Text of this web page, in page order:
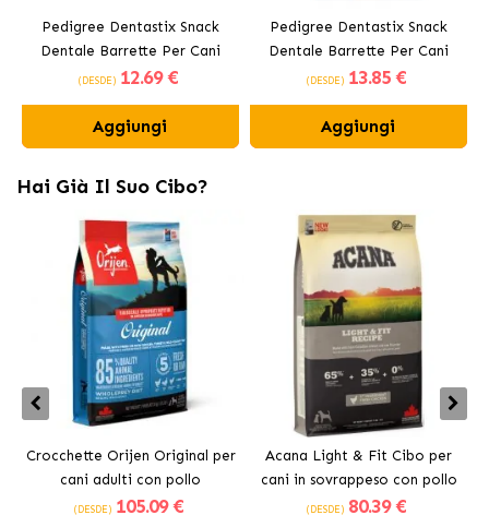
Pedigree Dentastix Snack
Dentale Barrette Per Cani
Medi 10-25 kg
(DESDE) 12.69 €
Aggiungi
Pedigree Dentastix Snack
Dentale Barrette Per Cani
Grandi +25 kg
(DESDE) 13.85 €
Aggiungi
Hai Già Il Suo Cibo?
Crocchette Orijen Original per
cani adulti con pollo
(DESDE) 105.09 €
Acana Light & Fit Cibo per
cani in sovrappeso con pollo
fresco
(DESDE) 80.39 €